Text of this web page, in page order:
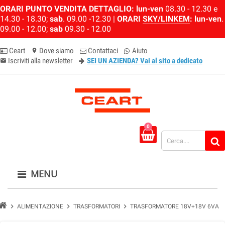
ORARI PUNTO VENDITA DETTAGLIO: lun-ven 08.30 - 12.30 e
14.30 - 18.30; sab. 09.00 -12.30 | ORARI SKY/LINKEM: lun-ven.
09.00 - 12.00; sab 09.30 - 12.00
Ceart location_on Dove siamo Contattaci Aiuto
email-newsletter
Iscriviti alla newsletter SEI UN AZIENDA? Vai al sito a dedicato
0
MENU
chevron_right ALIMENTAZIONE chevron_right TRASFORMATORI chevron_right TRASFORMATORE 18V+18V 6VA